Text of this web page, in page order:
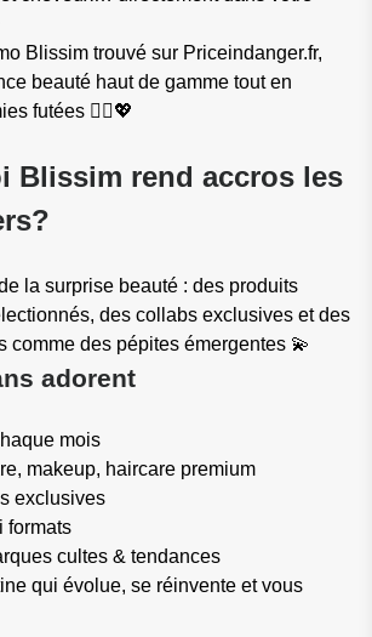
Blissim trouvé sur Priceindanger.fr,
beauté haut de gamme tout en
futées 💁‍♀️💖
Blissim rend accros les
la surprise beauté : des produits
des collabs exclusives et des
comme des pépites émergentes 💫
adorent
mois
makeup, haircare premium
exclusives
formats
cultes & tendances
qui évolue, se réinvente et vous